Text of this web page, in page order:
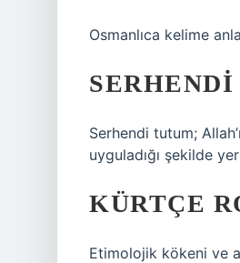
Osmanlıca kelime
Serhendi tutum;
uyguladığı şekilde
KÜRTÇE
Etimolojik kökeni ve